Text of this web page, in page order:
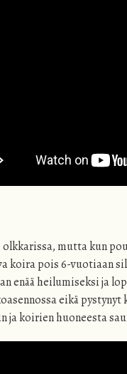
olkkarissa, mutta kun
koira pois 6-vuotiaan
enää heilumiseksi ja
eikä
ja koirien huoneesta